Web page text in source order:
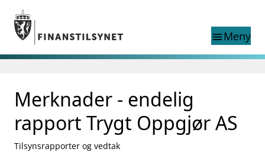
Gå til hovedinnhold
Gå til søkesiden
menuMeny
nettstedet
language
English
exist in English
English home page
Tilsyn
Aktuelt
Merknader - endelig
rapport Trygt Oppgjør AS
Tilsynsrapporter og vedtak